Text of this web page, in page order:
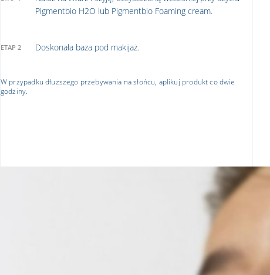
Pigmentbio H2O lub Pigmentbio Foaming cream.
ETAP 2 Doskonała baza pod makijaż.
W przypadku dłuższego przebywania na słońcu, aplikuj produkt co dwie
godziny.